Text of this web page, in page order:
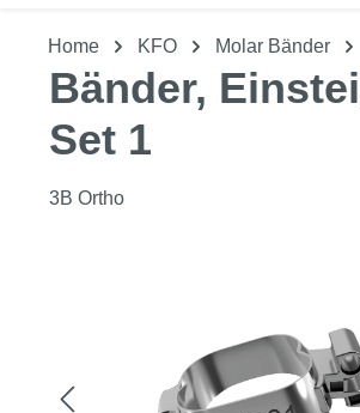
Home KFO Molar Bänder
Bänder,
Set 1
3B Ortho